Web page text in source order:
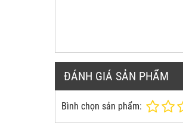
ĐÁNH GIÁ SẢN PHẨM
Bình chọn sản phẩm: